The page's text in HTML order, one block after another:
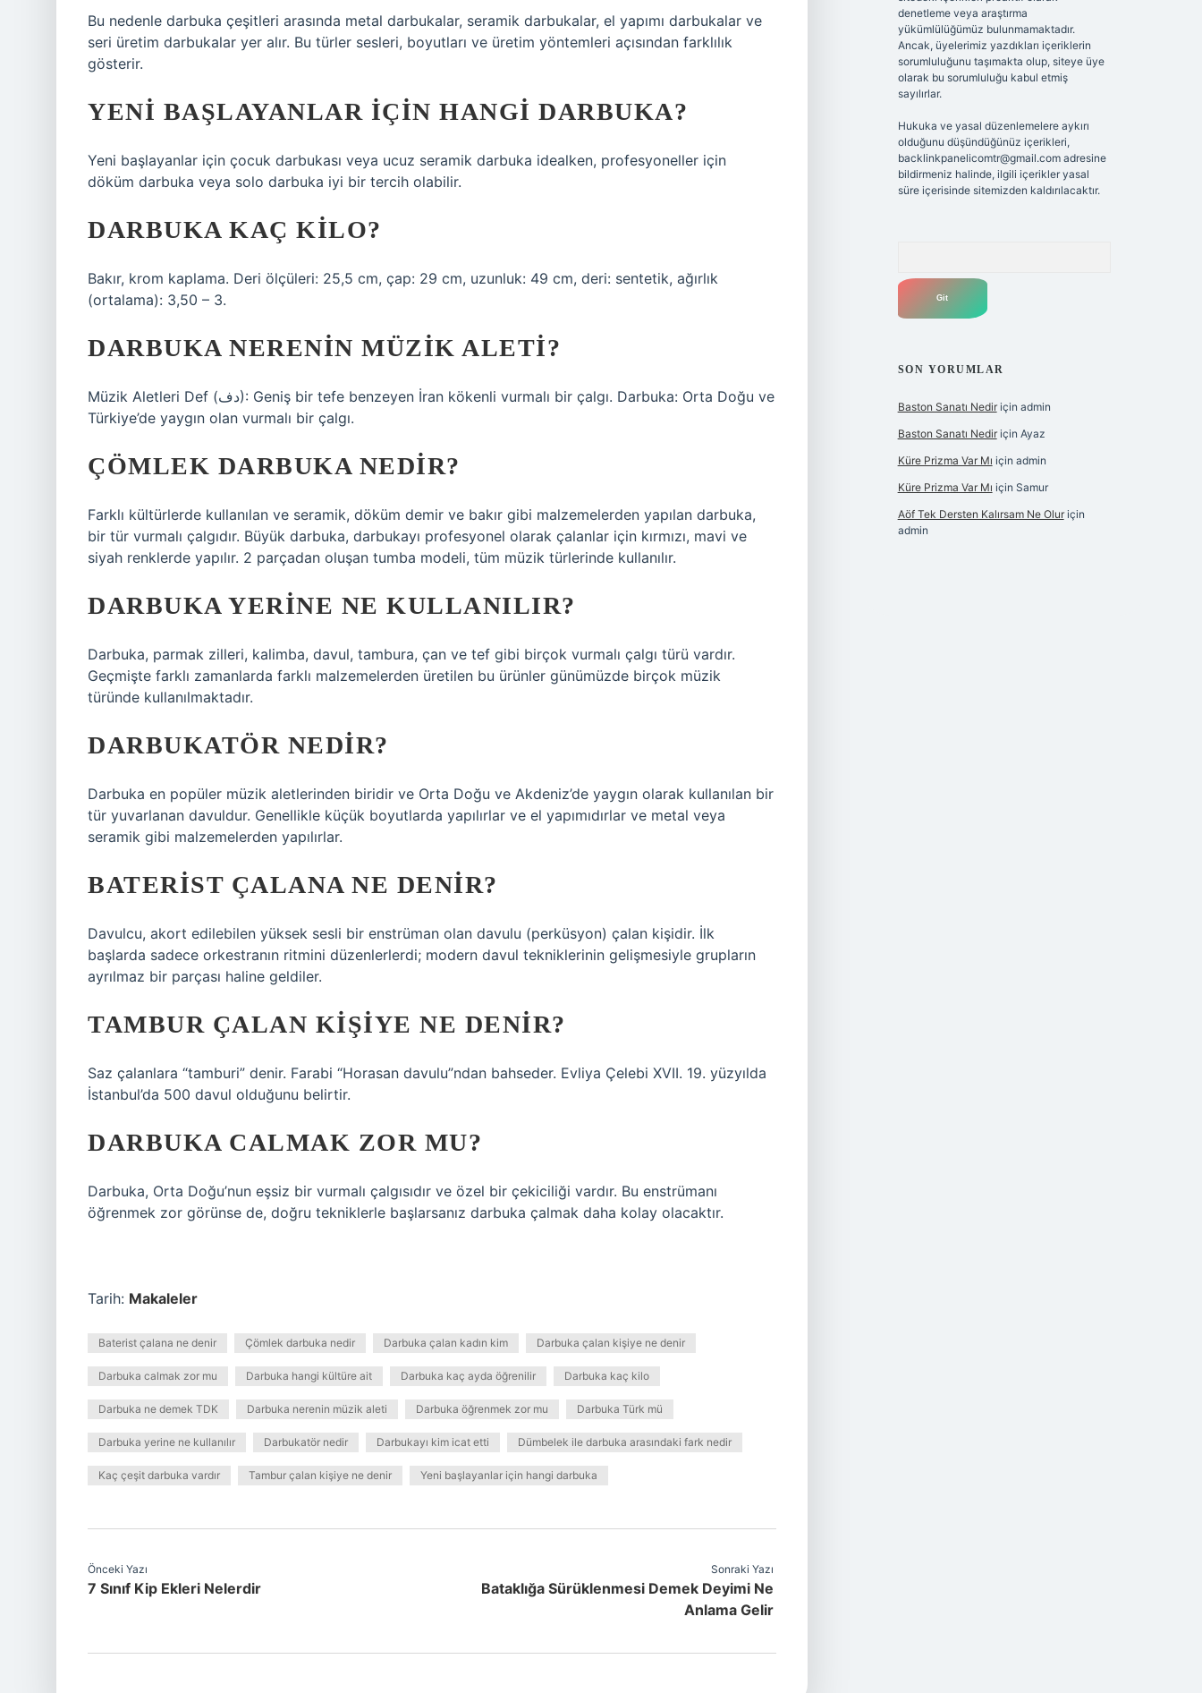
Bu nedenle darbuka çeşitleri arasında metal darbukalar, seramik darbukalar, el yapımı darbukalar ve
seri üretim darbukalar yer alır. Bu türler sesleri, boyutları ve üretim yöntemleri açısından farklılık
gösterir.
YENI BAŞLAYANLAR IÇIN HANGI DARBUKA?
Yeni başlayanlar için çocuk darbukası veya ucuz seramik darbuka idealken, profesyoneller için
döküm darbuka veya solo darbuka iyi bir tercih olabilir.
DARBUKA KAÇ KILO?
Bakır, krom kaplama. Deri ölçüleri: 25,5 cm, çap: 29 cm, uzunluk: 49 cm, deri: sentetik, ağırlık
(ortalama): 3,50 – 3.
DARBUKA NERENIN MÜZIK ALETI?
Müzik Aletleri Def (دف): Geniş bir tefe benzeyen İran kökenli vurmalı bir çalgı. Darbuka: Orta Doğu ve
Türkiye’de yaygın olan vurmalı bir çalgı.
ÇÖMLEK DARBUKA NEDIR?
Farklı kültürlerde kullanılan ve seramik, döküm demir ve bakır gibi malzemelerden yapılan darbuka,
bir tür vurmalı çalgıdır. Büyük darbuka, darbukayı profesyonel olarak çalanlar için kırmızı, mavi ve
siyah renklerde yapılır. 2 parçadan oluşan tumba modeli, tüm müzik türlerinde kullanılır.
DARBUKA YERINE NE KULLANILIR?
Darbuka, parmak zilleri, kalimba, davul, tambura, çan ve tef gibi birçok vurmalı çalgı türü vardır.
Geçmişte farklı zamanlarda farklı malzemelerden üretilen bu ürünler günümüzde birçok müzik
türünde kullanılmaktadır.
DARBUKATÖR NEDIR?
Darbuka en popüler müzik aletlerinden biridir ve Orta Doğu ve Akdeniz’de yaygın olarak kullanılan bir
tür yuvarlanan davuldur. Genellikle küçük boyutlarda yapılırlar ve el yapımıdırlar ve metal veya
seramik gibi malzemelerden yapılırlar.
BATERIST ÇALANA NE DENIR?
Davulcu, akort edilebilen yüksek sesli bir enstrüman olan davulu (perküsyon) çalan kişidir. İlk
başlarda sadece orkestranın ritmini düzenlerlerdi; modern davul tekniklerinin gelişmesiyle grupların
ayrılmaz bir parçası haline geldiler.
TAMBUR ÇALAN KIŞIYE NE DENIR?
Saz çalanlara “tamburi” denir. Farabi “Horasan davulu”ndan bahseder. Evliya Çelebi XVII. 19. yüzyılda
İstanbul’da 500 davul olduğunu belirtir.
DARBUKA CALMAK ZOR MU?
Darbuka, Orta Doğu’nun eşsiz bir vurmalı çalgısıdır ve özel bir çekiciliği vardır. Bu enstrümanı
öğrenmek zor görünse de, doğru tekniklerle başlarsanız darbuka çalmak daha kolay olacaktır.
Tarih: Makaleler
Baterist çalana ne denir Çömlek darbuka nedir Darbuka çalan kadın kim Darbuka çalan kişiye ne denir
Darbuka calmak zor mu Darbuka hangi kültüre ait Darbuka kaç ayda öğrenilir Darbuka kaç kilo
Darbuka ne demek TDK Darbuka nerenin müzik aleti Darbuka öğrenmek zor mu Darbuka Türk mü
Darbuka yerine ne kullanılır Darbukatör nedir Darbukayı kim icat etti Dümbelek ile darbuka arasındaki fark nedir
Kaç çeşit darbuka vardır Tambur çalan kişiye ne denir Yeni başlayanlar için hangi darbuka
Önceki Yazı
7 Sınıf Kip Ekleri Nelerdir
Sonraki Yazı
Bataklığa Sürüklenmesi Demek Deyimi Ne
Anlama Gelir
denetleme veya araştırma
yükümlülüğümüz bulunmamaktadır.
Ancak, üyelerimiz yazdıkları içeriklerin
sorumluluğunu taşımakta olup, siteye üye
olarak bu sorumluluğu kabul etmiş
sayılırlar.
Hukuka ve yasal düzenlemelere aykırı
olduğunu düşündüğünüz içerikleri,
backlinkpanelicomtr@gmail.comadresine
bildirmeniz halinde, ilgili içerikler yasal
süre içerisinde sitemizden kaldırılacaktır.
SON YORUMLAR
Baston Sanatı Nediriçin admin
Baston Sanatı Nediriçin Ayaz
Küre Prizma Var Mı için admin
Küre Prizma Var Mı için Samur
Aöf Tek Dersten Kalırsam Ne Oluriçin
admin